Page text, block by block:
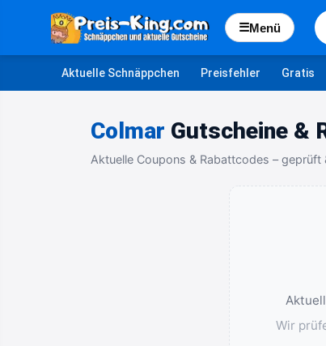
☰Menü
Aktuelle Schnäppchen Preisfehler Gratis
Colmar Gutscheine &
Aktuelle Coupons & Rabattcodes – geprüft
Wir